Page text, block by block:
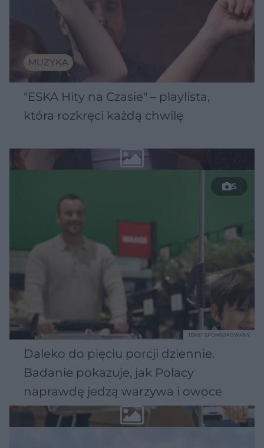
MUZYKA
"ESKA Hity na Czasie" – playlista,
która rozkręci każdą chwilę
5
Daleko do pięciu porcji dziennie.
Badanie pokazuje, jak Polacy
naprawdę jedzą warzywa i owoce
TEKST SPONSOROWANY